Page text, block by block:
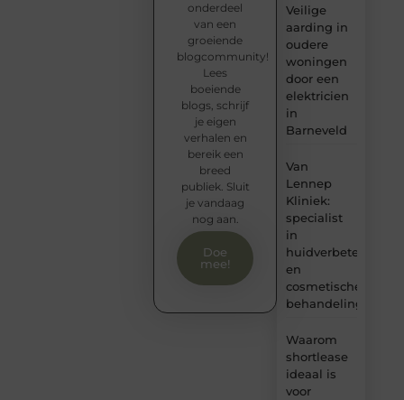
Veilige
aarding in
oudere
woningen
door een
elektricien
in
Barneveld
Van
Lennep
Kliniek:
specialist
in
huidverbetering
en
cosmetische
behandelingen
Waarom
shortlease
ideaal is
voor
onderdeel
van een
groeiende
blogcommunity!
Lees
boeiende
blogs, schrijf
je eigen
verhalen en
bereik een
breed
publiek. Sluit
je vandaag
nog aan.
Doe
mee!